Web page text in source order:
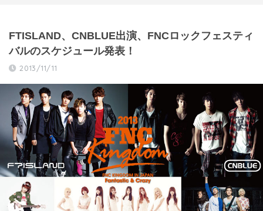
FT​ISLAND、CNB​LUE出演、FNCロ​ックフェスティ
バルの​スケジュール発表！
2013/11/11